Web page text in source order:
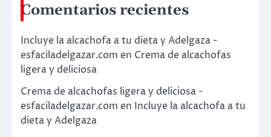
Comentarios recientes
Incluye la alcachofa a tu dieta y Adelgaza -
esfaciladelgazar.com en Crema de alcachofas
ligera y deliciosa
Crema de alcachofas ligera y deliciosa -
esfaciladelgazar.com en Incluye la alcachofa a tu
dieta y Adelgaza